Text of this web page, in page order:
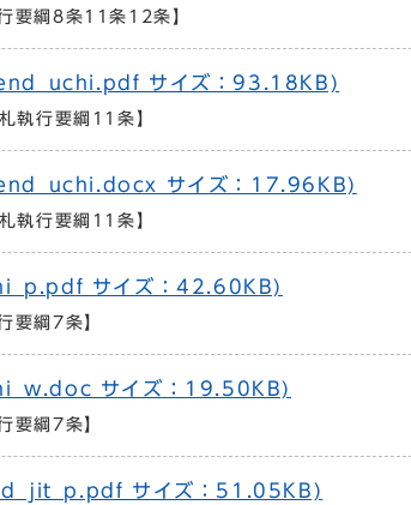
要綱8条11条12条】
サイズ：93.18KB)
執行要綱11条】
サイズ：17.96KB)
執行要綱11条】
サイズ：42.60KB)
要綱7条】
サイズ：19.50KB)
要綱7条】
サイズ：51.05KB)